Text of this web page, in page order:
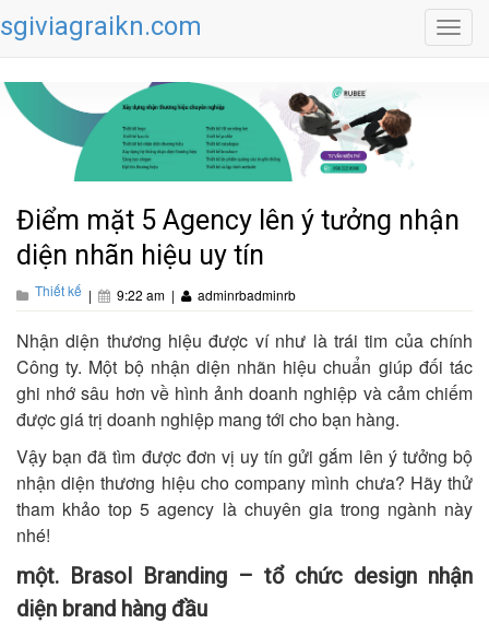
sgiviagraikn.com
Điểm mặt 5 Agency lên ý tưởng nhận
diện nhãn hiệu uy tín
Thiết kế | 9:22 am | adminrbadminrb
Nhận diện thương hiệu được ví như là trái tim của chính
Công ty. Một bộ nhận diện nhãn hiệu chuẩn giúp đối tác
ghi nhớ sâu hơn về hình ảnh doanh nghiệp và cảm chiếm
được giá trị doanh nghiệp mang tới cho bạn hàng.
Vậy bạn đã tìm được đơn vị uy tín gửi gắm lên ý tưởng bộ
nhận diện thương hiệu cho company mình chưa? Hãy thử
tham khảo top 5 agency là chuyên gia trong ngành này
nhé!
một. Brasol Branding – tổ chức design nhận
diện brand hàng đầu